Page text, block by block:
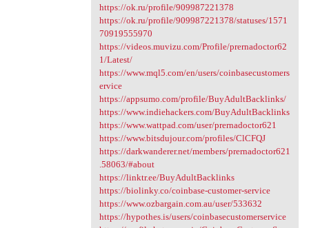
https://ok.ru/profile/909987221378
https://ok.ru/profile/909987221378/statuses/1571
70919555970
https://videos.muvizu.com/Profile/prernadoctor62
1/Latest/
https://www.mql5.com/en/users/coinbasecustomers
ervice
https://appsumo.com/profile/BuyAdultBacklinks/
https://www.indiehackers.com/BuyAdultBacklinks
https://www.wattpad.com/user/prernadoctor621
https://www.bitsdujour.com/profiles/ClCFQJ
https://darkwanderer.net/members/prernadoctor621
.58063/#about
https://linktr.ee/BuyAdultBacklinks
https://biolinky.co/coinbase-customer-service
https://www.ozbargain.com.au/user/533632
https://hypothes.is/users/coinbasecustomerservice